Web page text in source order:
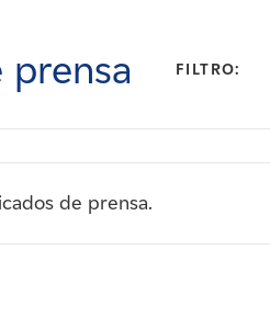
prensa FILTRO:
de prensa.